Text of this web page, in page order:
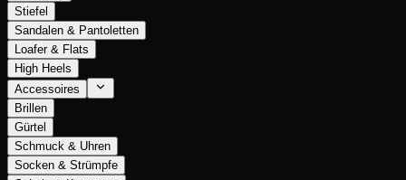
Stiefel
Sandalen & Pantoletten
Loafer & Flats
High Heels
Accessoires
Brillen
Gürtel
Schmuck & Uhren
Socken & Strümpfe